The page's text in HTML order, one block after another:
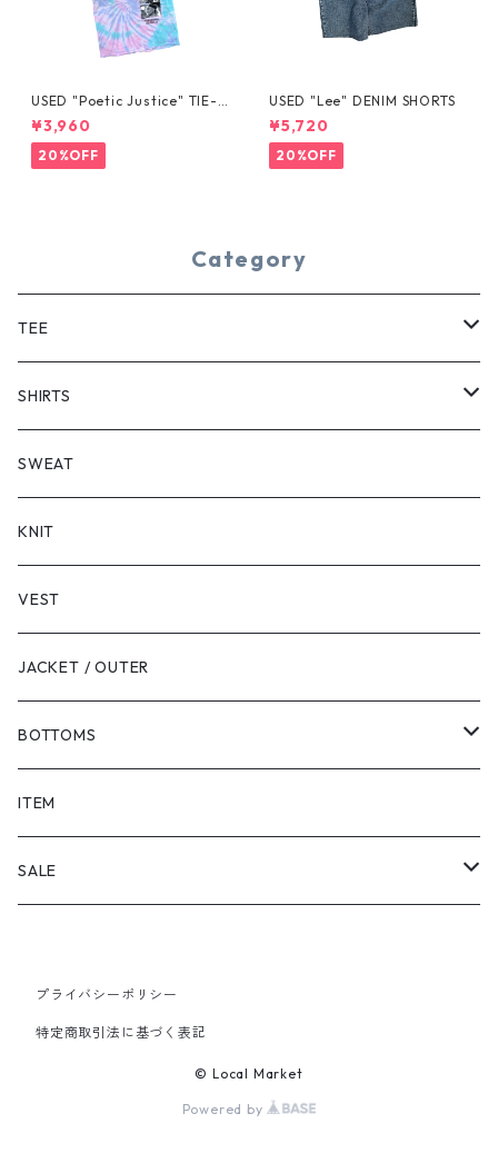
USED "Poetic Justice" TIE-D
YE TEE
¥3,960
20%OFF
USED "Lee" DENIM SHORTS
¥5,720
20%OFF
Category
TEE
SHORT SLEEVE
LONG SLEEVE
SHIRTS
SHORT SLEEVE
LONG SLEEVE
SWEAT
KNIT
VEST
JACKET / OUTER
BOTTOMS
SHORTS
PANTS
ITEM
SALE
PANTS
プライバシーポリシー
特定商取引法に基づく表記
© Local Market
Powered by